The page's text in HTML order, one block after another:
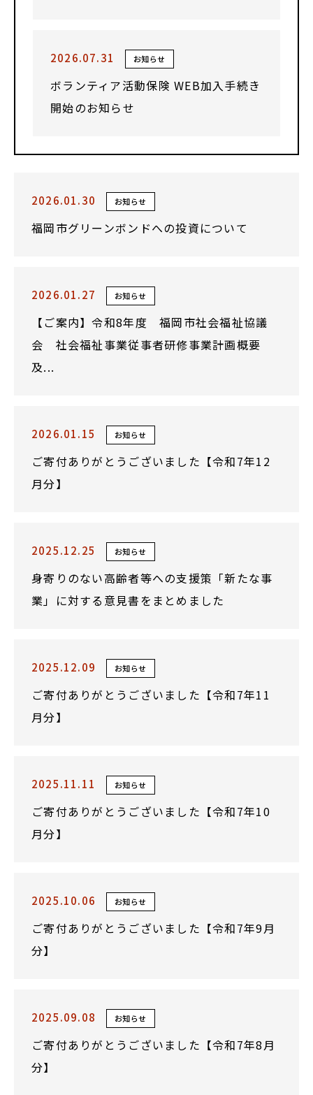
2026.07.31 お知らせ
ボランティア活動保険 WEB加入手続き
開始のお知らせ
2026.01.30 お知らせ
福岡市グリーンボンドへの投資について
2026.01.27 お知らせ
【ご案内】令和8年度 福岡市社会福祉協議
会 社会福祉事業従事者研修事業計画概要
及...
2026.01.15 お知らせ
ご寄付ありがとうございました【令和7年12
月分】
2025.12.25 お知らせ
身寄りのない高齢者等への支援策「新たな事
業」に対する意見書をまとめました
2025.12.09 お知らせ
ご寄付ありがとうございました【令和7年11
月分】
2025.11.11 お知らせ
ご寄付ありがとうございました【令和7年10
月分】
2025.10.06 お知らせ
ご寄付ありがとうございました【令和7年9月
分】
2025.09.08 お知らせ
ご寄付ありがとうございました【令和7年8月
分】